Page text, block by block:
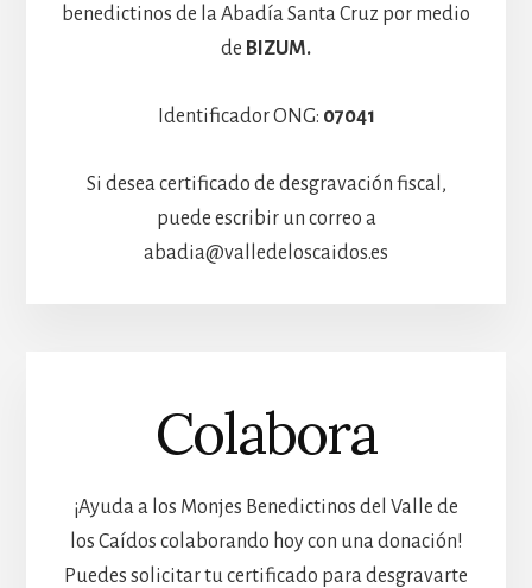
benedictinos de la Abadía Santa Cruz por medio
de BIZUM.
Identificador ONG: 07041
Si desea certificado de desgravación fiscal,
puede escribir un correo a
abadia@valledeloscaidos.es
Colabora
¡Ayuda a los Monjes Benedictinos del Valle de
los Caídos colaborando hoy con una donación!
Puedes solicitar tu certificado para desgravarte